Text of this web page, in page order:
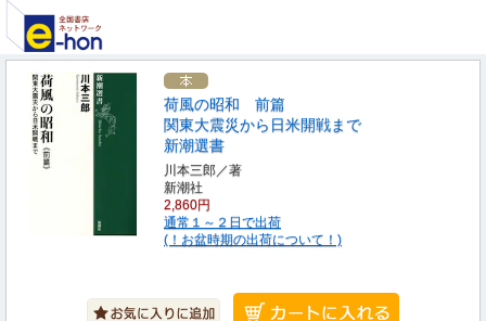
荷風の昭和 前篇
関東大震災から日米開戦まで
新潮選書
川本三郎／著
新潮社
2,860円
通常１～２日で出荷
(！お盆時期の出荷について！)